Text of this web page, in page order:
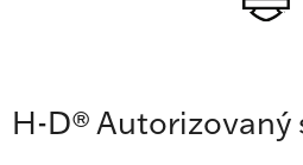
H-D® Autorizovaný